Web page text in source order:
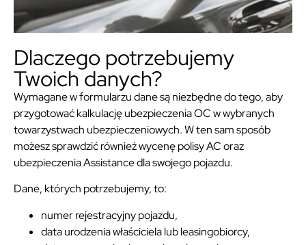
Dlaczego potrzebujemy
Twoich danych?
Wymagane w formularzu dane są niezbędne do tego, aby
przygotować kalkulację ubezpieczenia OC w wybranych
towarzystwach ubezpieczeniowych. W ten sam sposób
możesz sprawdzić również wycenę polisy AC oraz
ubezpieczenia Assistance dla swojego pojazdu.
Dane, których potrzebujemy, to:
numer rejestracyjny pojazdu,
data urodzenia właściciela lub leasingobiorcy,